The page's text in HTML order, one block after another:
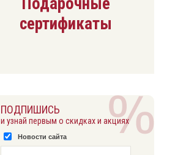
сертификаты
ПОДПИШИСЬ
и узнай первым о скидках и акциях
Новости сайта